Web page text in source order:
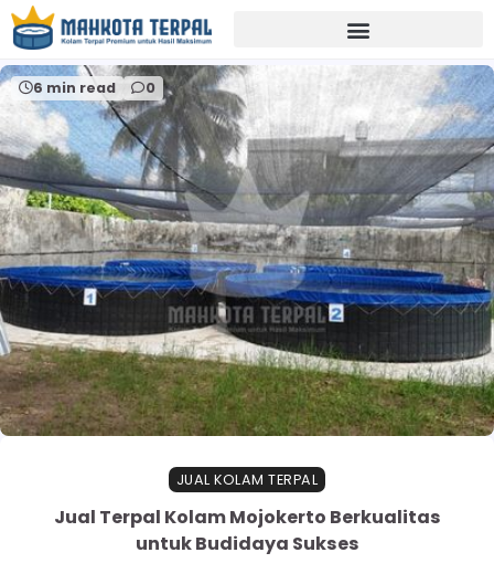
Home budidaya ikan lahan sempit mojokerto
6 min read 0
JUAL KOLAM TERPAL
Jual Terpal Kolam Mojokerto Berkualitas
untuk Budidaya Sukses